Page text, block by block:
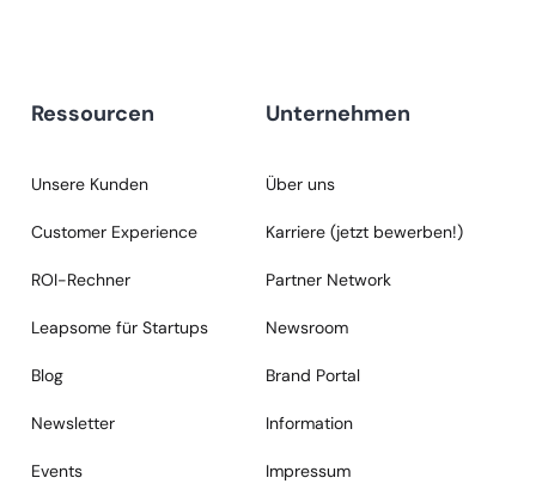
Ressourcen
Unsere Kunden
Customer Experience
ROI-Rechner
Leapsome für Startups
Blog
Newsletter
Events
Unternehmen
Über uns
Karriere (jetzt bewerben!)
Partner Network
Newsroom
Brand Portal
Information
Impressum